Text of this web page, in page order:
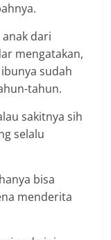
dari
mengatakan,
sudah
tahun.
sakitnya sih
selalu
bisa
menderita